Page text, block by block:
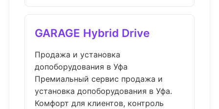
GARAGE Hybrid Drive
Продажа и установка
допоборудования в Уфа
Премиальный сервис продажа и
установка допоборудования в Уфа.
Комфорт для клиентов, контроль